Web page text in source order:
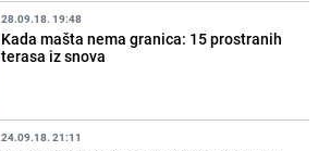
28.09.18. 19:48
Kada mašta nema granica: 15 prostranih
terasa iz snova
24.09.18. 21:11